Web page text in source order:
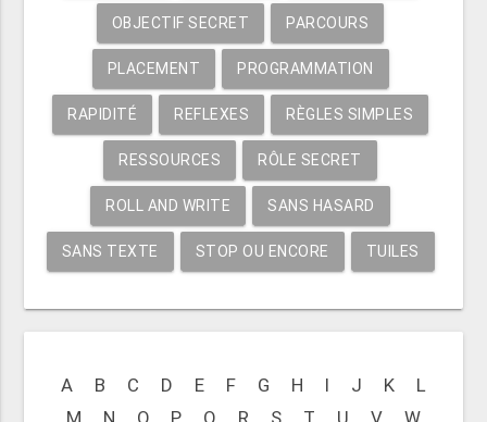
OBJECTIF SECRET PARCOURS
PLACEMENT PROGRAMMATION
RAPIDITÉ REFLEXES RÈGLES SIMPLES
RESSOURCES RÔLE SECRET
ROLL AND WRITE SANS HASARD
SANS TEXTE STOP OU ENCORE TUILES
A B C D E F G H I J K
L